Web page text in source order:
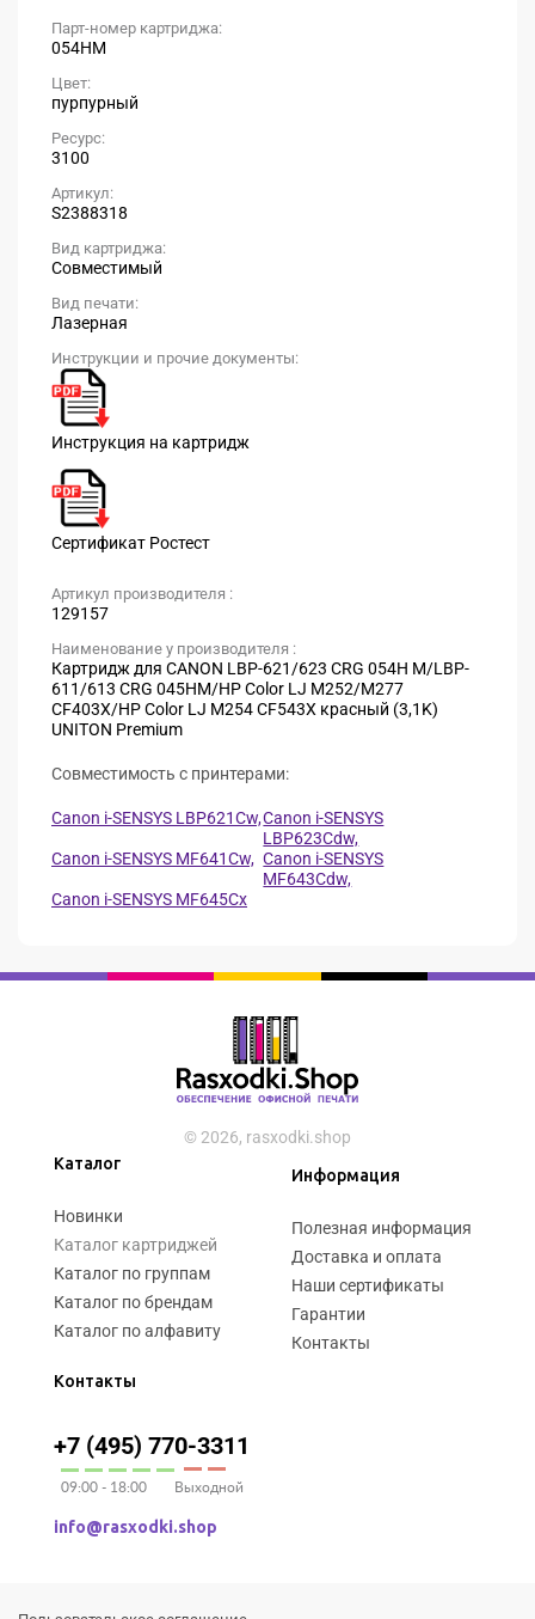
Парт-номер картриджа:
054HM
Цвет:
пурпурный
Ресурс:
3100
Артикул:
S2388318
Вид картриджа:
Совместимый
Вид печати:
Лазерная
Инструкции и прочие документы:
Инструкция на картридж
Сертификат Ростест
Артикул производителя :
129157
Наименование у производителя :
Картридж для CANON LBP-621/623 CRG 054H M/LBP-
611/613 CRG 045HM/HP Color LJ M252/M277
CF403X/HP Color LJ M254 CF543X красный (3,1K)
UNITON Premium
Совместимость с принтерами:
Canon i-SENSYS LBP621Cw,Canon i-SENSYS
LBP623Cdw,
Canon i-SENSYS MF641Cw, Canon i-SENSYS
MF643Cdw,
Canon i-SENSYS MF645Cx
© 2026, rasxodki.shop
Каталог
Новинки
Каталог картриджей
Каталог по группам
Каталог по брендам
Каталог по алфавиту
Информация
Полезная информация
Доставка и оплата
Наши сертификаты
Гарантии
Контакты
Контакты
+7 (495) 770-3311
09:00 - 18:00 Выходной
info@rasxodki.shop